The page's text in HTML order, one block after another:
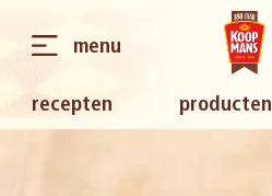
recepten producten
menu